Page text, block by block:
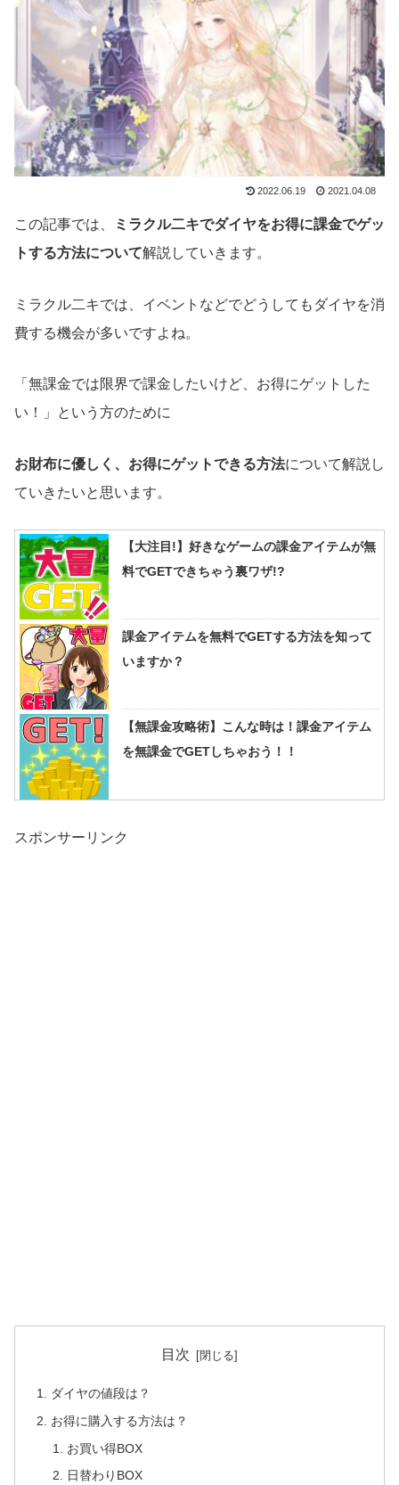
2022.06.19 2021.04.08
この記事では、
ミラクル二キでダイヤをお得に課金でゲッ
トする方法について解説していきます。
ミラクル二キでは、イベントなどでどうしてもダイヤを消
費する機会が多いですよね。
「無課金では限界で課金したいけど、お得にゲットした
い！」という方のために
お財布に優しく、お得にゲットできる方法について解説し
ていきたいと思います。
【大注目!】好きなゲームの課金アイテムが無
料でGETできちゃう裏ワザ!?
課金アイテムを無料でGETする方法を知って
いますか？
【無課金攻略術】こんな時は！課金アイテム
を無課金でGETしちゃおう！！
スポンサーリンク
目次
ダイヤの値段は？
お得に購入する方法は？
お買い得BOX
日替わりBOX